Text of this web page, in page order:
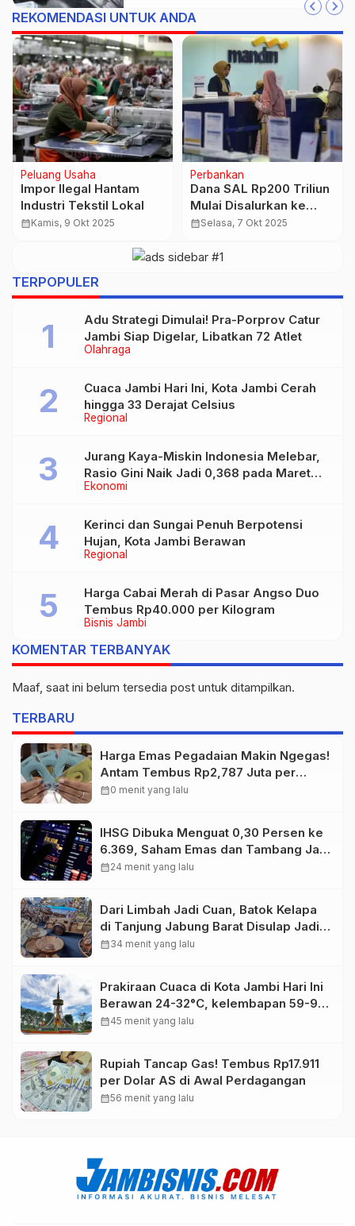
REKOMENDASI UNTUK ANDA
Ekonomi
Luhut Bertemu MSCI,
Pemerintah Klaim
Reformasi Pasar Modal
calendar_monthJumat, 13 Feb 2026
Nasional
Soal Utang Kereta
Cepat, Menkeu:
Untungnya ke Dia,
calendar_monthSelasa, 14 Okt 2025
TERPOPULER
Olahraga
Adu Strategi Dimulai! Pra-Porprov Catur
Jambi Siap Digelar, Libatkan 72 Atlet
Regional
Cuaca Jambi Hari Ini, Kota Jambi Cerah
hingga 33 Derajat Celsius
Ekonomi
Jurang Kaya-Miskin Indonesia Melebar,
Rasio Gini Naik Jadi 0,368 pada Maret
2026
Regional
Kerinci dan Sungai Penuh Berpotensi
Hujan, Kota Jambi Berawan
Bisnis Jambi
Harga Cabai Merah di Pasar Angso Duo
Tembus Rp40.000 per Kilogram
KOMENTAR TERBANYAK
Maaf, saat ini belum tersedia post untuk ditampilkan.
TERBARU
Harga Emas Pegadaian Makin Ngegas!
Antam Tembus Rp2,787 Juta per
Gram
calendar_month0 menit yang lalu
IHSG Dibuka Menguat 0,30 Persen ke
6.369, Saham Emas dan Tambang Jadi
Penggerak
calendar_month24 menit yang lalu
Dari Limbah Jadi Cuan, Batok Kelapa
di Tanjung Jabung Barat Disulap Jadi
Kerajinan Bernilai Tinggi
calendar_month34 menit yang lalu
Prakiraan Cuaca di Kota Jambi Hari Ini
Berawan 24-32°C, kelembapan 59-97
persen.
calendar_month45 menit yang lalu
Rupiah Tancap Gas! Tembus Rp17.911
per Dolar AS di Awal Perdagangan
calendar_month56 menit yang lalu